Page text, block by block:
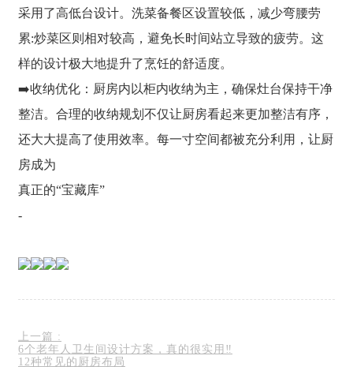
采用了高低台设计。洗菜备餐区设置较低，减少弯腰劳
累:炒菜区则相对较高，避免长时间站立导致的疲劳。这
样的设计极大地提升了烹饪的舒适度。
➡️收纳优化：厨房内以柜内收纳为主，确保灶台保持干净
整洁。合理的收纳规划不仅让厨房看起来更加整洁有序，
还大大提高了使用效率。每一寸空间都被充分利用，让厨
房成为
真正的“宝藏库”
-
上一篇 :
6个老年人卫生间设计方案，真的很实用‼️
12种常见的厨房布局